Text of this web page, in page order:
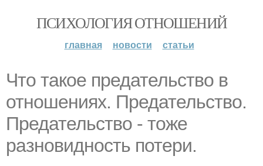
ПСИХОЛОГИЯ ОТНОШЕНИЙ
главная новости статьи
Что такое предательство в
отношениях. Предательство.
Предательство - тоже
разновидность потери.